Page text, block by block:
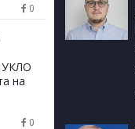
0
УКЛО
на
0